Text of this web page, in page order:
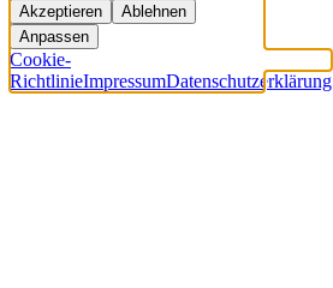
Akzeptieren
Ablehnen
Anpassen
Cookie-
RichtlinieImpressumDatenschutzerklärung